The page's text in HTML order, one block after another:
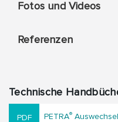
Fotos und Videos
Referenzen
Technische
PETRA®